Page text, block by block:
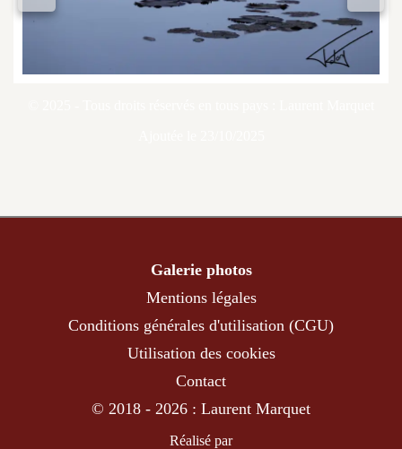
Galerie photos
Mentions légales
Conditions générales d'utilisation (CGU)
Utilisation des cookies
Contact
© 2018 - 2026 : Laurent Marquet
Réalisé par